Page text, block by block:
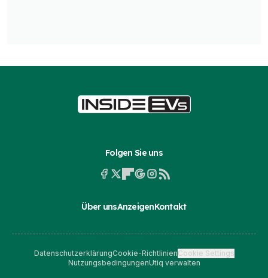
Folgen Sie uns
Über unsAnzeigenKontakt
DatenschutzerklärungCookie-RichtlinienCookie Settings
NutzungsbedingungenUtiq verwalten